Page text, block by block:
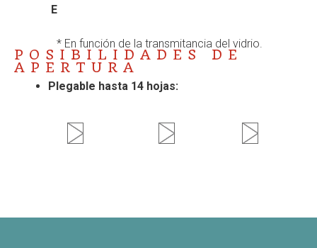
E
* En función de la transmitancia del vidrio.
POSIBILIDADES DE
APERTURA
Plegable hasta 14 hojas: